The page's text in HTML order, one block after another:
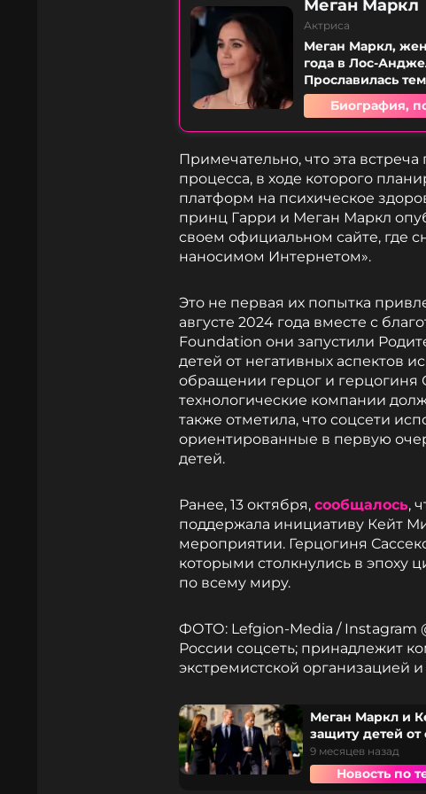
Меган Маркл
Актриса
Меган Маркл,
года в Лос-
Прославилась
Биография,
Примечательно, что эта
процесса, в ходе которого
платформ на психическое
принц Гарри и Меган Маркл
своем официальном сайте, где
наносимом Интернетом».
Это не первая их попытка
августе 2024 года вместе с
Foundation они запустили
детей от негативных аспектов
обращении герцог и герцогиня
технологические компании
также отметила, что соцсети
ориентированные в первую
детей.
Ранее, 13 октября, сообщалось,
поддержала инициативу Кейт
мероприятии. Герцогиня
которыми столкнулись в эпоху
по всему миру.
ФОТО: Lefgion-Media / Instagram
России соцсеть; принадлежит
экстремистской организацией
Меган Маркл и
защиту детей от
9 месяцев назад
Новость по